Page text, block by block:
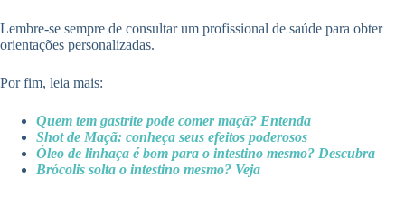
Lembre-se sempre de consultar um profissional de saúde para obter
orientações personalizadas.
Por fim, leia mais:
Quem tem gastrite pode comer maçã? Entenda
Shot de Maçã: conheça seus efeitos poderosos
Óleo de linhaça é bom para o intestino mesmo? Descubra
Brócolis solta o intestino mesmo? Veja